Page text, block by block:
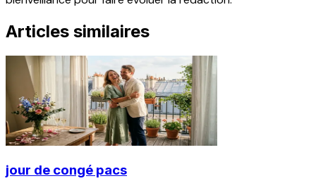
Articles similaires
jour de congé pacs